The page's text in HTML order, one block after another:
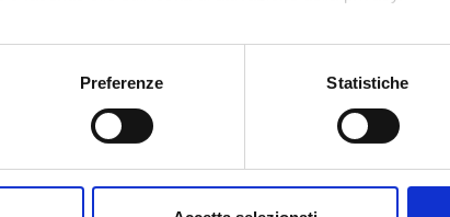
anche:
sulla tua posizione geografica, con un'approssimazione
in qualsiasi momento dalla Dichiarazione sui cookie.
Preferenze Statistiche
Research interests
Associate Professor